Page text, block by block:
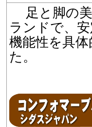
足と脚の美
ランドで、
機能性を具
た。